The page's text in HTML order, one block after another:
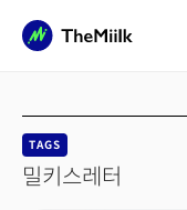
TAGS
밀키스레터